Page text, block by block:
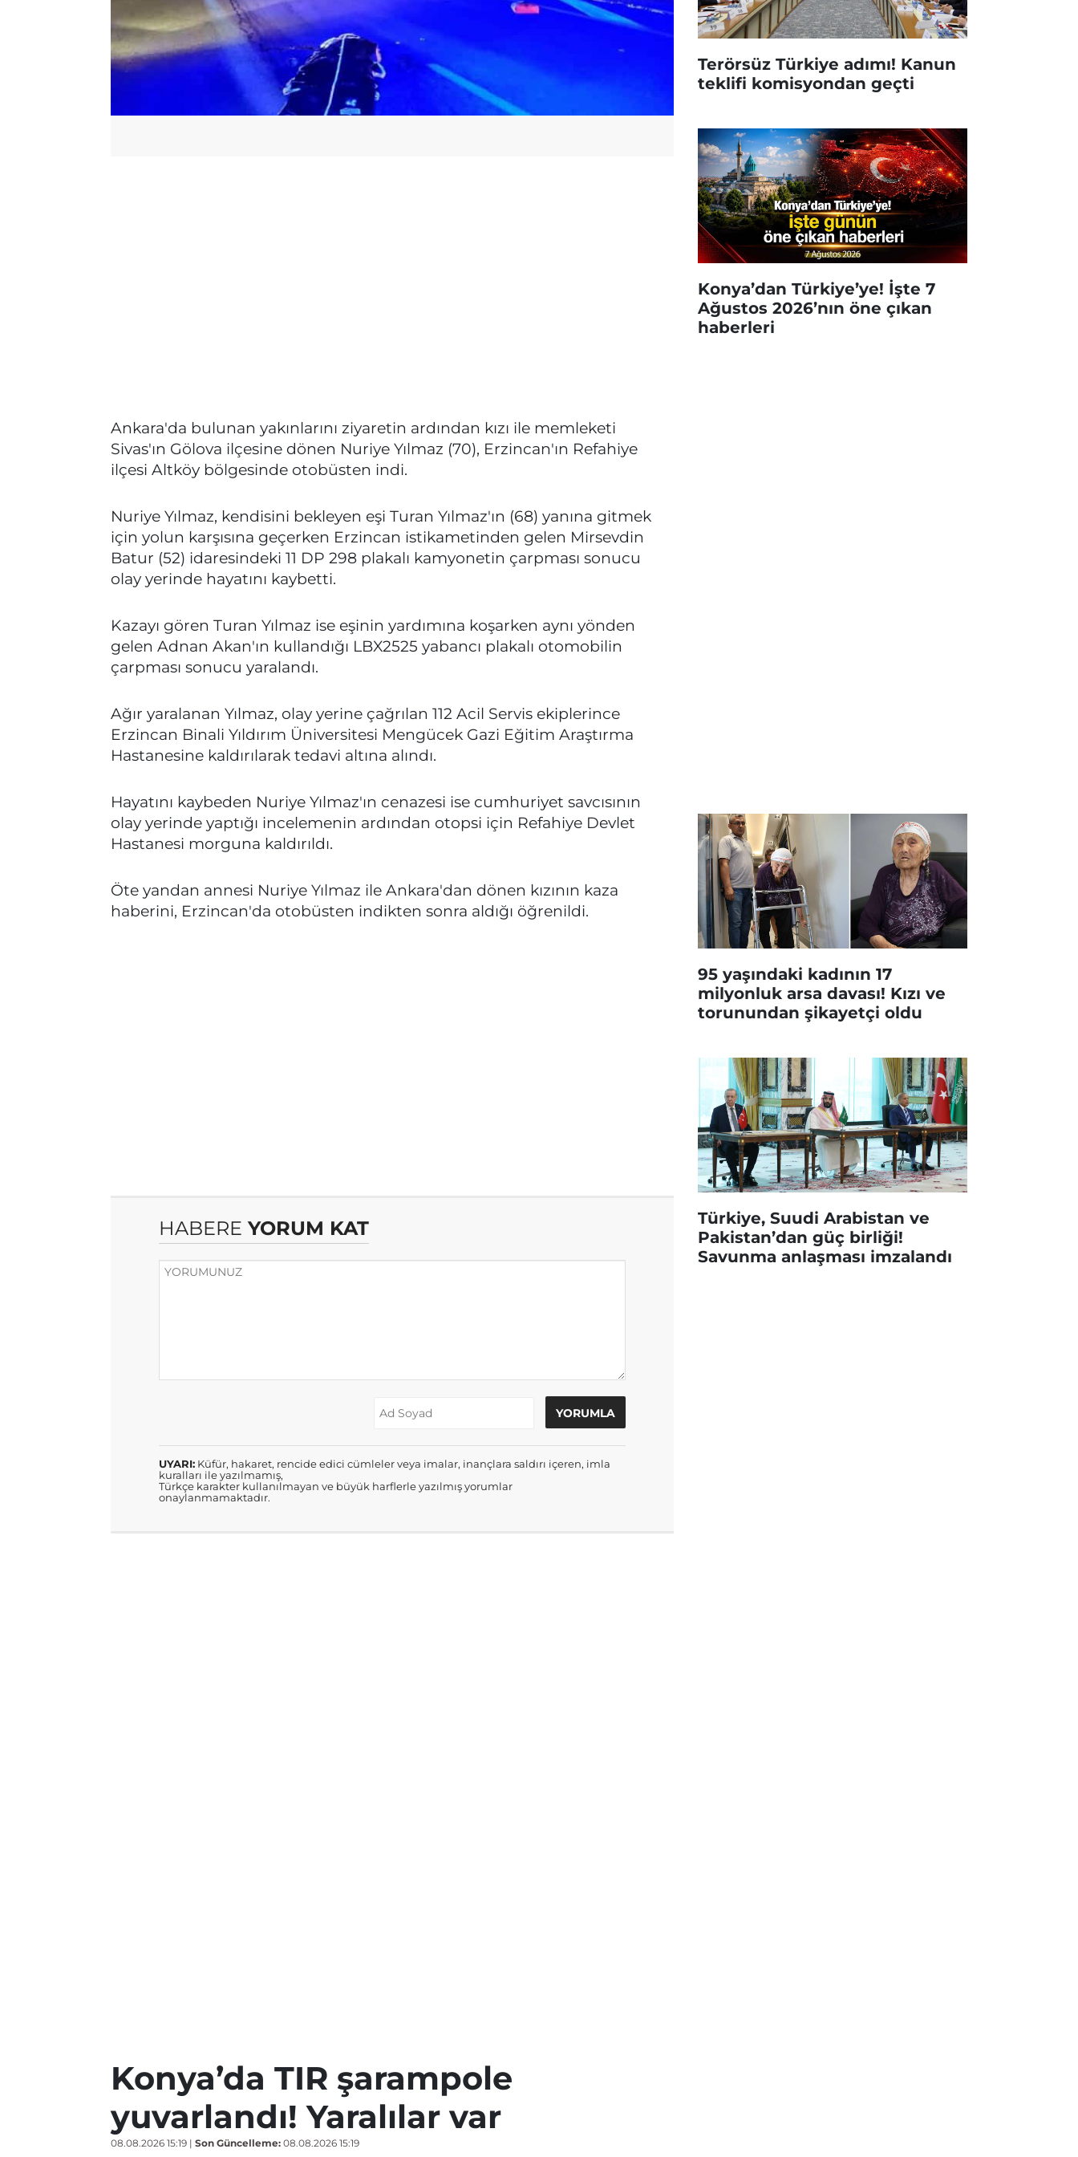
Ankara'da bulunan yakınlarını ziyaretin ardından kızı ile memleketi
Sivas'ın Gölova ilçesine dönen Nuriye Yılmaz (70), Erzincan'ın Refahiye
ilçesi Altköy bölgesinde otobüsten indi.
Nuriye Yılmaz, kendisini bekleyen eşi Turan Yılmaz'ın (68) yanına gitmek
için yolun karşısına geçerken Erzincan istikametinden gelen Mirsevdin
Batur (52) idaresindeki 11 DP 298 plakalı kamyonetin çarpması sonucu
olay yerinde hayatını kaybetti.
Kazayı gören Turan Yılmaz ise eşinin yardımına koşarken aynı yönden
gelen Adnan Akan'ın kullandığı LBX2525 yabancı plakalı otomobilin
çarpması sonucu yaralandı.
Ağır yaralanan Yılmaz, olay yerine çağrılan 112 Acil Servis ekiplerince
Erzincan Binali Yıldırım Üniversitesi Mengücek Gazi Eğitim Araştırma
Hastanesine kaldırılarak tedavi altına alındı.
Hayatını kaybeden Nuriye Yılmaz'ın cenazesi ise cumhuriyet savcısının
olay yerinde yaptığı incelemenin ardından otopsi için Refahiye Devlet
Hastanesi morguna kaldırıldı.
Öte yandan annesi Nuriye Yılmaz ile Ankara'dan dönen kızının kaza
haberini, Erzincan'da otobüsten indikten sonra aldığı öğrenildi.
HABERE YORUM KAT
UYARI: Küfür, hakaret, rencide edici cümleler veya imalar, inançlara saldırı içeren, imla
kuralları ile yazılmamış,
Türkçe karakter kullanılmayan ve büyük harflerle yazılmış yorumlar
onaylanmamaktadır.
Terörsüz Türkiye adımı! Kanun
teklifi komisyondan geçti
Konya’dan Türkiye’ye! İşte 7
Ağustos 2026’nın öne çıkan
haberleri
95 yaşındaki kadının 17
milyonluk arsa davası! Kızı ve
torunundan şikayetçi oldu
Türkiye, Suudi Arabistan ve
Pakistan’dan güç birliği!
Savunma anlaşması imzalandı
Konya’da TIR şarampole
yuvarlandı! Yaralılar var
08.08.2026 15:19 | Son Güncelleme: 08.08.2026 15:19